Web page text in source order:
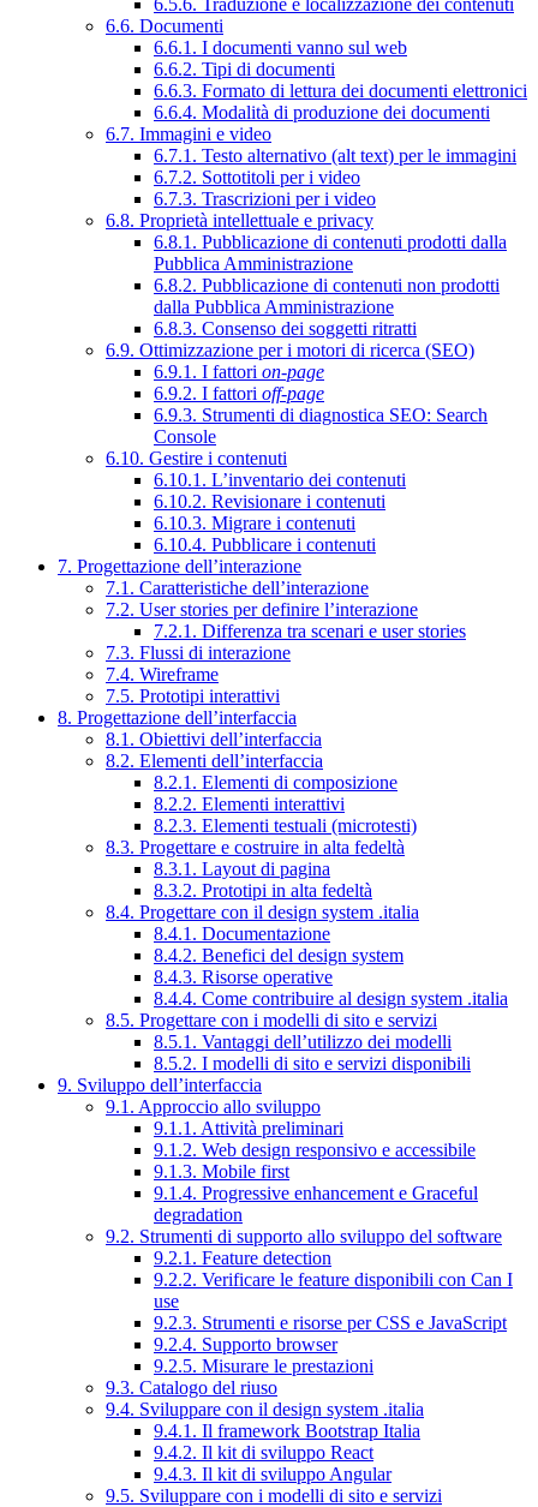
6.6. Documenti
6.6.1. I documenti vanno sul web
6.6.2. Tipi di documenti
6.6.3. Formato di lettura dei documenti elettronici
6.6.4. Modalità di produzione dei documenti
6.7. Immagini e video
6.7.1. Testo alternativo (alt text) per le immagini
6.7.2. Sottotitoli per i video
6.7.3. Trascrizioni per i video
6.8. Proprietà intellettuale e privacy
6.8.1. Pubblicazione di contenuti prodotti dalla
Pubblica Amministrazione
6.8.2. Pubblicazione di contenuti non prodotti
dalla Pubblica Amministrazione
6.8.3. Consenso dei soggetti ritratti
6.9. Ottimizzazione per i motori di ricerca (SEO)
6.9.1. I fattori on-page
6.9.2. I fattori off-page
6.9.3. Strumenti di diagnostica SEO: Search
Console
6.10. Gestire i contenuti
6.10.1. L’inventario dei contenuti
6.10.2. Revisionare i contenuti
6.10.3. Migrare i contenuti
6.10.4. Pubblicare i contenuti
7. Progettazione dell’interazione
7.1. Caratteristiche dell’interazione
7.2. User stories per definire l’interazione
7.2.1. Differenza tra scenari e user stories
7.3. Flussi di interazione
7.4. Wireframe
7.5. Prototipi interattivi
8. Progettazione dell’interfaccia
8.1. Obiettivi dell’interfaccia
8.2. Elementi dell’interfaccia
8.2.1. Elementi di composizione
8.2.2. Elementi interattivi
8.2.3. Elementi testuali (microtesti)
8.3. Progettare e costruire in alta fedeltà
8.3.1. Layout di pagina
8.3.2. Prototipi in alta fedeltà
8.4. Progettare con il design system .italia
8.4.1. Documentazione
8.4.2. Benefici del design system
8.4.3. Risorse operative
8.4.4. Come contribuire al design system .italia
8.5. Progettare con i modelli di sito e servizi
8.5.1. Vantaggi dell’utilizzo dei modelli
8.5.2. I modelli di sito e servizi disponibili
9. Sviluppo dell’interfaccia
9.1. Approccio allo sviluppo
9.1.1. Attività preliminari
9.1.2. Web design responsivo e accessibile
9.1.3. Mobile first
9.1.4. Progressive enhancement e Graceful
degradation
9.2. Strumenti di supporto allo sviluppo del software
9.2.1. Feature detection
9.2.2. Verificare le feature disponibili con Can I
use
9.2.3. Strumenti e risorse per CSS e JavaScript
9.2.4. Supporto browser
9.2.5. Misurare le prestazioni
9.3. Catalogo del riuso
9.4. Sviluppare con il design system .italia
9.4.1. Il framework Bootstrap Italia
9.4.2. Il kit di sviluppo React
9.4.3. Il kit di sviluppo Angular
9.5. Sviluppare con i modelli di sito e servizi